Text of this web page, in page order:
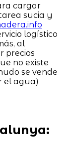
cargar
sucia y
logístico
al
precios
no existe
se vende
el agua)